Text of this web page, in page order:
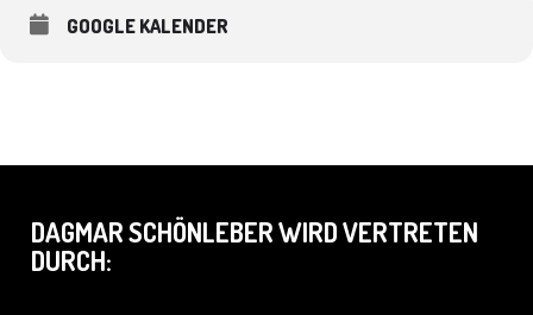
GOOGLE KALENDER
DAGMAR SCHÖNLEBER WIRD VERTRETEN
DURCH: